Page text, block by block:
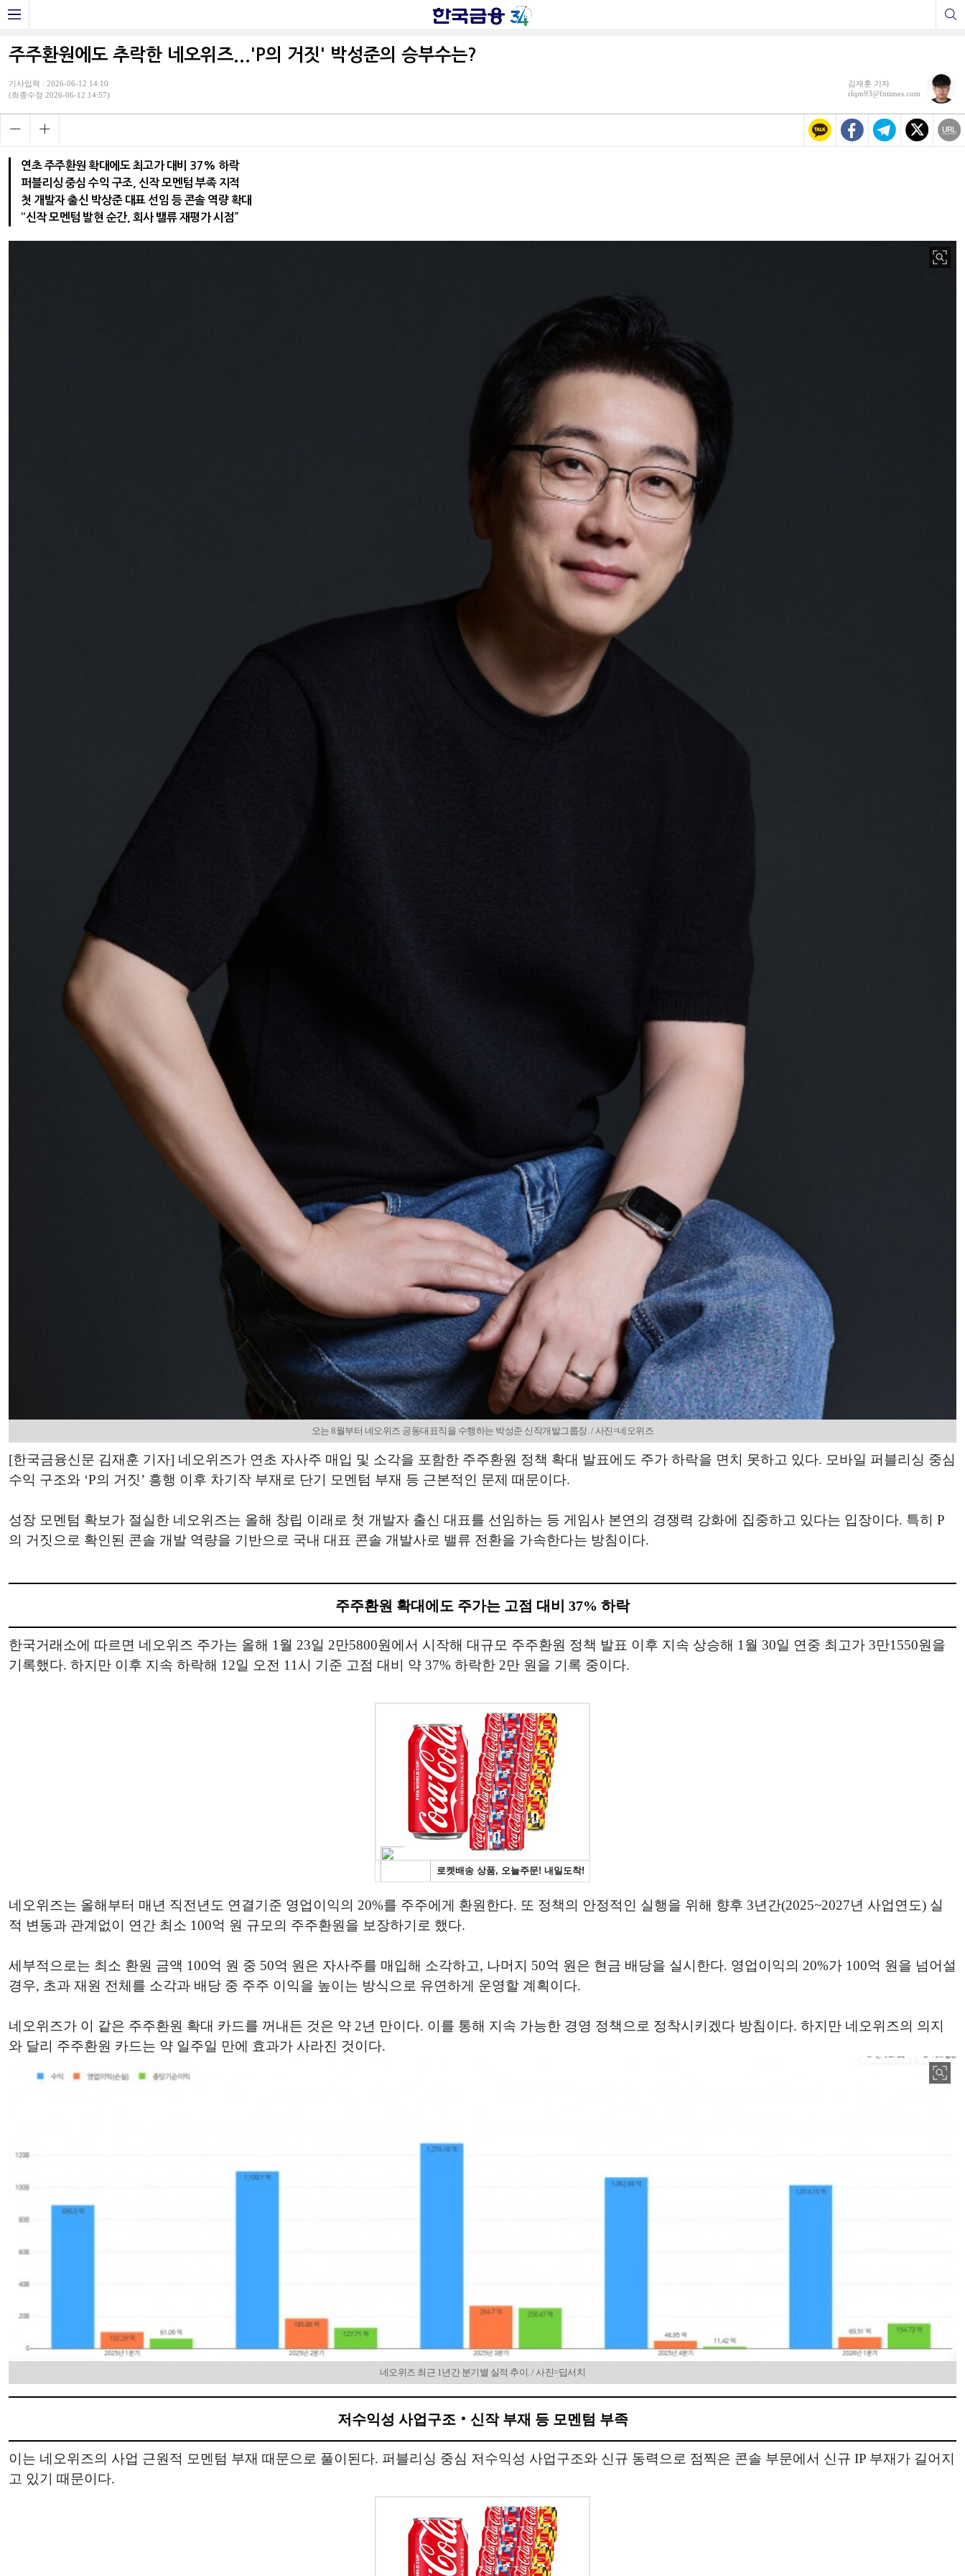
주주환원에도 추락한 네오위즈...'P의 거짓' 박성준의 승부수는?
기사입력 : 2026-06-12 14:10
(최종수정 2026-06-12 14:57)
김재훈 기자
rlqm93@fntimes.com
연초 주주환원 확대에도 최고가 대비 37% 하락
퍼블리싱 중심 수익 구조, 신작 모멘텀 부족 지적
첫 개발자 출신 박상준 대표 선임 등 콘솔 역량 확대
“신작 모멘텀 발현 순간, 회사 밸류 재평가 시점”
오는 8월부터 네오위즈 공동대표직을 수행하는 박성준 신작개발그룹장. / 사진=네오위즈
[한국금융신문 김재훈 기자] 네오위즈가 연초 자사주 매입 및 소각을 포함한 주주환원 정책 확대 발표에도 주가 하락을 면치 못하고 있다. 모바일 퍼블리싱 중심
수익 구조와 ‘P의 거짓’ 흥행 이후 차기작 부재로 단기 모멘텀 부재 등 근본적인 문제 때문이다.
성장 모멘텀 확보가 절실한 네오위즈는 올해 창립 이래로 첫 개발자 출신 대표를 선임하는 등 게임사 본연의 경쟁력 강화에 집중하고 있다는 입장이다. 특히 P
의 거짓으로 확인된 콘솔 개발 역량을 기반으로 국내 대표 콘솔 개발사로 밸류 전환을 가속한다는 방침이다.
주주환원 확대에도 주가는 고점 대비 37% 하락
한국거래소에 따르면 네오위즈 주가는 올해 1월 23일 2만5800원에서 시작해 대규모 주주환원 정책 발표 이후 지속 상승해 1월 30일 연중 최고가 3만1550원을
기록했다. 하지만 이후 지속 하락해 12일 오전 11시 기준 고점 대비 약 37% 하락한 2만 원을 기록 중이다.
네오위즈는 올해부터 매년 직전년도 연결기준 영업이익의 20%를 주주에게 환원한다. 또 정책의 안정적인 실행을 위해 향후 3년간(2025~2027년 사업연도) 실
적 변동과 관계없이 연간 최소 100억 원 규모의 주주환원을 보장하기로 했다.
세부적으로는 최소 환원 금액 100억 원 중 50억 원은 자사주를 매입해 소각하고, 나머지 50억 원은 현금 배당을 실시한다. 영업이익의 20%가 100억 원을 넘어설
경우, 초과 재원 전체를 소각과 배당 중 주주 이익을 높이는 방식으로 유연하게 운영할 계획이다.
네오위즈가 이 같은 주주환원 확대 카드를 꺼내든 것은 약 2년 만이다. 이를 통해 지속 가능한 경영 정책으로 정착시키겠다 방침이다. 하지만 네오위즈의 의지
와 달리 주주환원 카드는 약 일주일 만에 효과가 사라진 것이다.
네오위즈 최근 1년간 분기별 실적 추이. / 사진=딥서치
저수익성 사업구조‧신작 부재 등 모멘텀 부족
이는 네오위즈의 사업 근원적 모멘텀 부재 때문으로 풀이된다. 퍼블리싱 중심 저수익성 사업구조와 신규 동력으로 점찍은 콘솔 부문에서 신규 IP 부재가 길어지
고 있기 때문이다.